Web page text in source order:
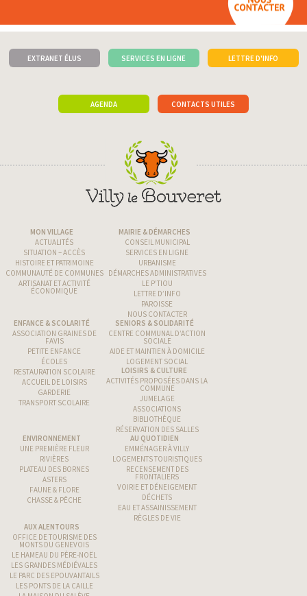
EXTRANET ÉLUS SERVICES EN LIGNE LETTRE D'INFO
AGENDA CONTACTS UTILES
MON VILLAGE
ACTUALITÉS
SITUATION – ACCÈS
HISTOIRE ET PATRIMOINE
COMMUNAUTÉ DE COMMUNES
ARTISANAT ET ACTIVITÉ
ÉCONOMIQUE
MAIRIE & DÉMARCHES
CONSEIL MUNICIPAL
SERVICES EN LIGNE
URBANISME
DÉMARCHES ADMINISTRATIVES
LE P’TIOU
LETTRE D’INFO
PAROISSE
NOUS CONTACTER
ENFANCE & SCOLARITÉ
ASSOCIATION GRAINES DE
FAVIS
PETITE ENFANCE
ÉCOLES
RESTAURATION SCOLAIRE
ACCUEIL DE LOISIRS
GARDERIE
TRANSPORT SCOLAIRE
SENIORS & SOLIDARITÉ
CENTRE COMMUNAL D’ACTION
SOCIALE
AIDE ET MAINTIEN À DOMICILE
LOGEMENT SOCIAL
LOISIRS & CULTURE
ACTIVITÉS PROPOSÉES DANS LA
COMMUNE
JUMELAGE
ASSOCIATIONS
BIBLIOTHÈQUE
RÉSERVATION DES SALLES
ENVIRONNEMENT
UNE PREMIÈRE FLEUR
RIVIÈRES
PLATEAU DES BORNES
ASTERS
FAUNE & FLORE
CHASSE & PÊCHE
AU QUOTIDIEN
EMMÉNAGER À VILLY
LOGEMENTS TOURISTIQUES
RECENSEMENT DES
FRONTALIERS
VOIRIE ET DÉNEIGEMENT
DÉCHETS
EAU ET ASSAINISSEMENT
RÈGLES DE VIE
AUX ALENTOURS
OFFICE DE TOURISME DES
MONTS DU GENEVOIS
LE HAMEAU DU PÈRE-NOËL
LES GRANDES MÉDIÉVALES
LE PARC DES EPOUVANTAILS
LES PONTS DE LA CAILLE